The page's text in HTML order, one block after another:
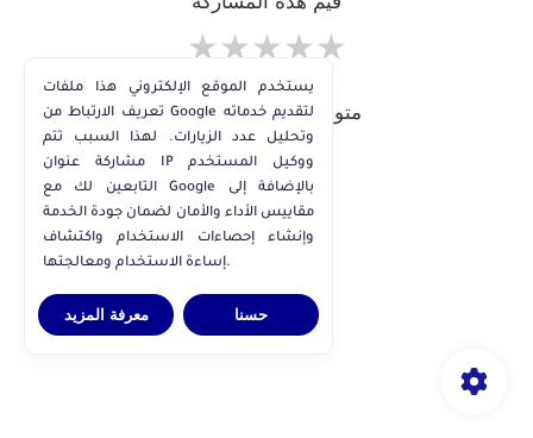
★
★
★
★
★
متوسط التقييم:4.5
/ 5
يستخدم الموقع الإلكتروني هذا ملفات
تعريف الارتباط من Google لتقديم خدماته
وتحليل عدد الزيارات. لهذا السبب تتم
مشاركة عنوان IP ووكيل المستخدم
التابعين لك مع Google بالإضافة إلى
مقاييس الأداء والأمان لضمان جودة الخدمة
وإنشاء إحصاءات الاستخدام واكتشاف
إساءة الاستخدام ومعالجتها.
معرفة المزيد حسنا